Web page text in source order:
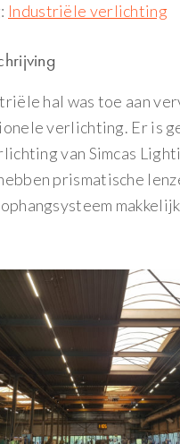
Industriële verlichting
hal was toe aan
verlichting. Er is
van Simcas
prismatische